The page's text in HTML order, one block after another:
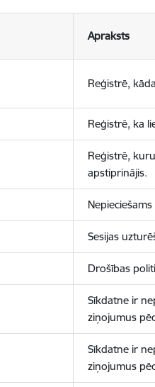
Apraksts
Reģistrē,
Reģistrē, ka
Reģistrē,
apstiprinājis.
Sesijas
Drošības
Sīkdatne ir
ziņojumus
Sīkdatne ir
ziņojumus